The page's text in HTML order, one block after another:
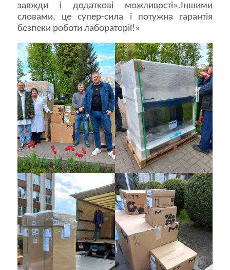
завжди і додаткові можливості».Іншими
словами, це супер-сила і потужна гарантія
безпеки роботи лабораторії!»